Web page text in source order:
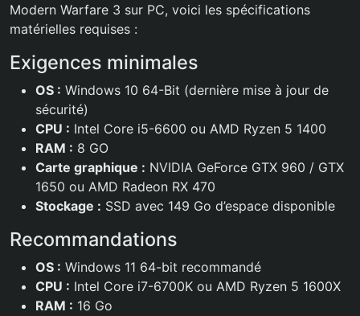
Modern Warfare 3 sur PC, voici les spécifications
matérielles requises :
Exigences minimales
OS : Windows 10 64-Bit (dernière mise à jour de
sécurité)
CPU : Intel Core i5-6600 ou AMD Ryzen 5 1400
RAM : 8 GO
Carte graphique : NVIDIA GeForce GTX 960 / GTX
1650 ou AMD Radeon RX 470
Stockage : SSD avec 149 Go d’espace disponible
Recommandations
OS : Windows 11 64-bit recommandé
CPU : Intel Core i7-6700K ou AMD Ryzen 5 1600X
RAM : 16 Go